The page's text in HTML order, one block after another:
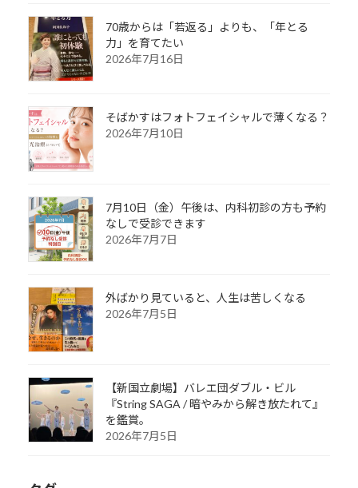
70歳からは「若返る」よりも、「年とる
力」を育てたい
2026年7月16日
そばかすはフォトフェイシャルで薄くなる？
2026年7月10日
7月10日（金）午後は、内科初診の方も予約
なしで受診できます
2026年7月7日
外ばかり見ていると、人生は苦しくなる
2026年7月5日
【新国立劇場】バレエ団ダブル・ビル
『String SAGA / 暗やみから解き放たれて』
を鑑賞。
2026年7月5日